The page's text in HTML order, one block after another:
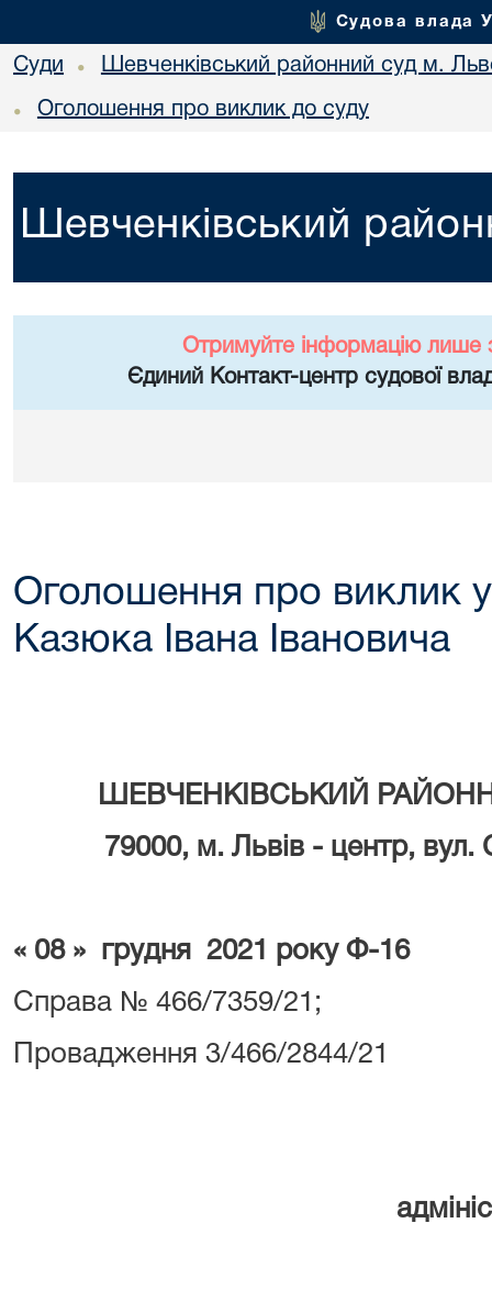
Судова влада
Суди • Шевченківський районний суд м.
• Оголошення про виклик до суду
Шевченківський
Отримуйте інформацію лише
Єдиний Контакт-центр судової
Оголошення про виклик у
Казюка Івана Івановича
ШЕВЧЕНКІВСЬКИЙ
79000, м. Львів - центр, вул.
« 08 » грудня 2021 року Ф-16
Справа № 466/7359/21;
Провадження 3/466/2844/21